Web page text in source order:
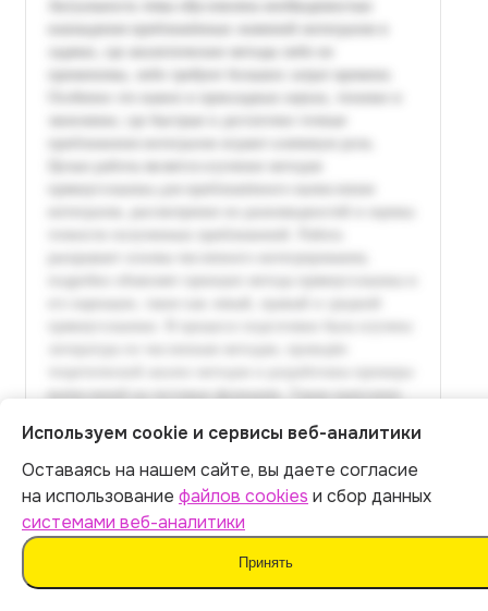
Итог:399р.
Оплатить
Используем cookie и сервисы веб-аналитики
Оставаясь на нашем сайте, вы даете согласие
на использование файлов cookies и сбор данных
системами веб-аналитики
Принять